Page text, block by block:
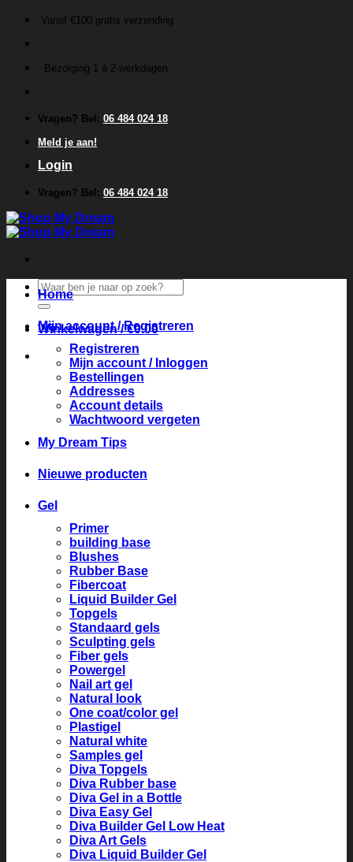
inhoud
Vanaf €100 gratis verzending
Bezorging 1 á 2 werkdagen
Vragen? Bel: 06 484 024 18
Meld je aan!
Login
Vragen? Bel: 06 484 024 18
Zoeken
naar:
Winkelwagen /€0.00
Home
Mijn account / Registreren
Registreren
Mijn account / Inloggen
Bestellingen
Addresses
Account details
Wachtwoord vergeten
My Dream Tips
Nieuwe producten
Gel
Primer
building base
Blushes
Rubber Base
Fibercoat
Liquid Builder Gel
Topgels
Standaard gels
Sculpting gels
Fiber gels
Powergel
Nail art gel
Natural look
One coat/color gel
Plastigel
Natural white
Samples gel
Diva Topgels
Diva Rubber base
Diva Gel in a Bottle
Diva Easy Gel
Diva Builder Gel Low Heat
Diva Art Gels
Diva Liquid Builder Gel